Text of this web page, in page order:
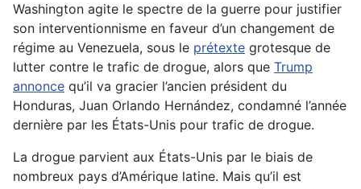
Washington agite le spectre de la guerre pour justifier
son interventionnisme en faveur d’un changement de
régime au Venezuela, sous le prétexte grotesque de
lutter contre le trafic de drogue, alors que Trump
annonce qu’il va gracier l’ancien président du
Honduras, Juan Orlando Hernández, condamné l’année
dernière par les États-Unis pour trafic de drogue.
La drogue parvient aux États-Unis par le biais de
nombreux pays d’Amérique latine. Mais qu’il est